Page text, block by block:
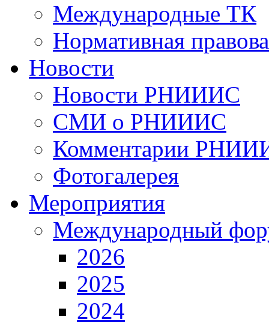
Международные ТК
Нормативная
Новости
Новости РНИИИС
СМИ о РНИИИС
Комментарии
Фотогалерея
Мероприятия
Международный
2026
2025
2024